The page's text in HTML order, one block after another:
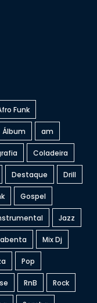
Funk
Álbum am
Coladeira
Destaque Drill
Gospel
Jazz
Mix Dj
Pop
RnB Rock